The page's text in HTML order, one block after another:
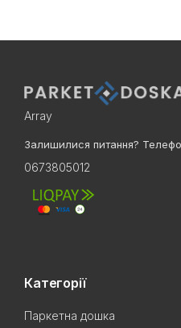
Array
Залишилися питання?
0673805012
Категорії
Паркетна дошка